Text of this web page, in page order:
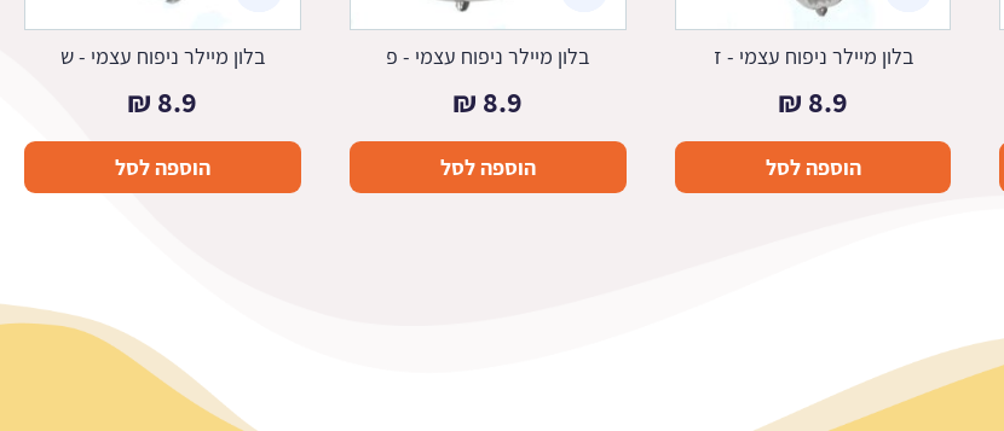
בלון מיילר ניפוח עצמי - ז
8.9
₪
הוספה לסל
בלון מיילר ניפוח עצמי - פ
8.9
₪
הוספה לסל
בלון מיילר ניפוח עצמי - ש
8.9
₪
הוספה לסל